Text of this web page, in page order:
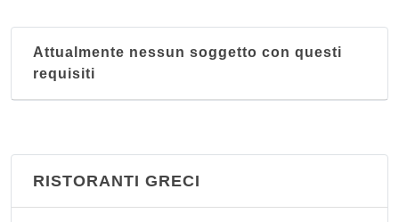
Attualmente nessun soggetto con questi
requisiti
RISTORANTI GRECI